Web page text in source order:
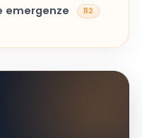
emergenze 112